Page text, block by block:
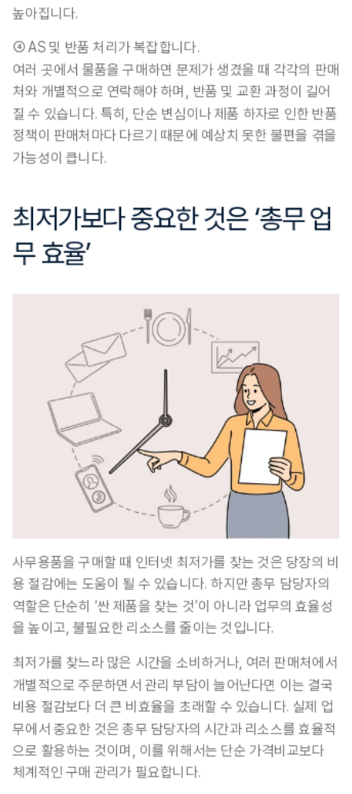
높아집니다.
④ AS 및 반품 처리가 복잡합니다.
여러 곳에서 물품을 구매하면 문제가 생겼을 때 각각의 판매
처와 개별적으로 연락해야 하며, 반품 및 교환 과정이 길어
질 수 있습니다. 특히, 단순 변심이나 제품 하자로 인한 반품
정책이 판매처마다 다르기 때문에 예상치 못한 불편을 겪을
가능성이 큽니다.
최저가보다 중요한 것은 ‘총무 업
무 효율’
사무용품을 구매할 때 인터넷 최저가를 찾는 것은 당장의 비
용 절감에는 도움이 될 수 있습니다. 하지만 총무 담당자의
역할은 단순히 ‘싼 제품을 찾는 것’이 아니라 업무의 효율성
을 높이고, 불필요한 리소스를 줄이는 것입니다.
최저가를 찾느라 많은 시간을 소비하거나, 여러 판매처에서
비용 절감보다 더 큰 비효율을 초래할 수 있습니다. 실제 업
무에서 중요한 것은 총무 담당자의 시간과 리소스를 효율적
으로 활용하는 것이며, 이를 위해서는 단순 가격비교보다
체계적인 구매 관리가 필요합니다.